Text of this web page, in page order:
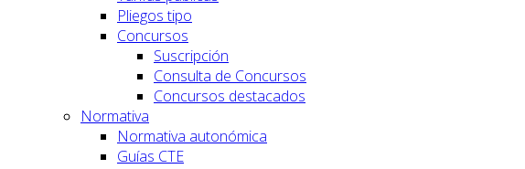
Pliegos tipo
Concursos
Suscripción
Consulta de Concursos
Concursos destacados
Normativa
Normativa autonómica
Guías CTE